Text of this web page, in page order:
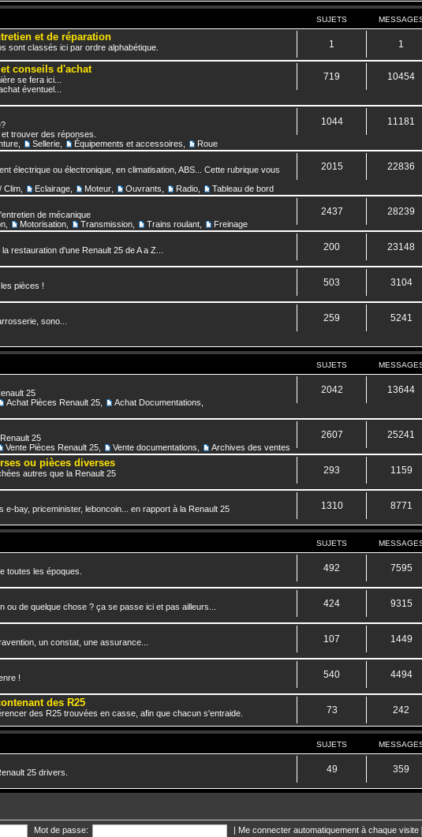
SUJETS
et de réparation
sont classés ici par ordre alphabétique. 1 1
conseils d'achat
se fera ici...
éventuel...
719 10454
trouver des réponses.
Sellerie Équipements et accessoires Roue
1044 11181
électrique ou électronique, en climatisation, ABS... Cette rubrique vous
Clim Eclairage Moteur Ouvrants Radio Tableau de bord
2015 22836
de mécanique
Motorisation Transmission Trains roulant Freinage
2437 28239
restauration d'une Renault 25 de A a Z...
200 23148
pièces !
503 3104
sono...
259 5241
SUJETS
25
Achat Pièces Renault 25 Achat Documentations
2042 13644
25
Vente Pièces Renault 25 Vente documentations Archives des ventes
2607 25241
ou pièces diverses
autres que la Renault 25
293 1159
e-bay, priceminister, leboncoin... en rapport à la Renault 25
1310 8771
SUJETS
toutes les époques.
492 7595
ou de quelque chose ? ça se passe ici et pas ailleurs...
424 9315
un constat, une assurance...
107 1449
!
540 4494
des R25
des R25 trouvées en casse, afin que chacun s'entraide. 73 242
SUJETS
25 drivers.
49 359
Mot de passe: Me connecter automatiquement à chaque visite